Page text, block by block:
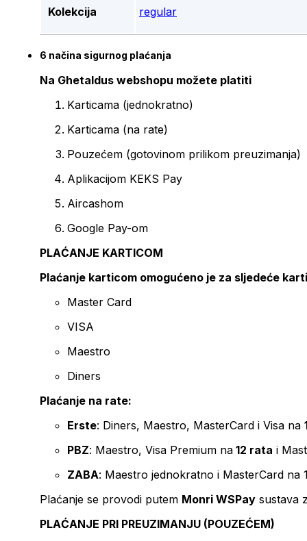
Kolekcija regular
6 načina sigurnog plaćanja
Na Ghetaldus webshopu možete platiti
Karticama (jednokratno)
Karticama (na rate)
Pouzećem (gotovinom prilikom preuzimanja)
Aplikacijom KEKS Pay
Aircashom
Google Pay-om
PLAĆANJE KARTICOM
Plaćanje karticom omogućeno je za sljedeće
Master Card
VISA
Maestro
Diners
Plaćanje na rate:
Erste: Diners, Maestro, MasterCard i Visa na
PBZ: Maestro, Visa Premium na 12 rata i
ZABA: Maestro jednokratno i MasterCard na
Plaćanje se provodi putem Monri WSPay sustava
PLAĆANJE PRI PREUZIMANJU (POUZEĆEM)